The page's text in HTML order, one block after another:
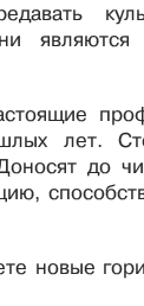
лет.
до
новые